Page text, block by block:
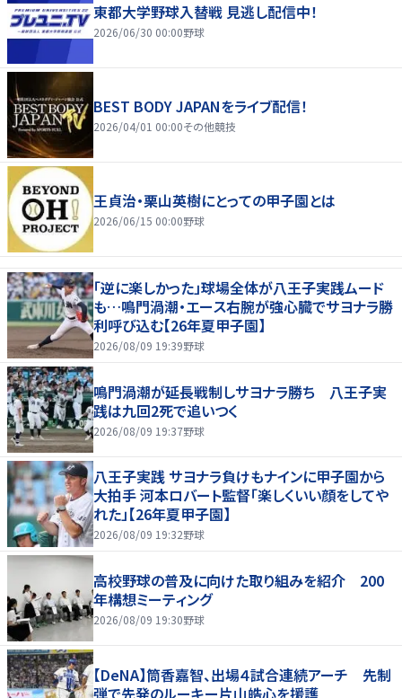
東都大学野球入替戦 見逃し配信中！
2026/06/30 00:00野球
BEST BODY JAPANをライブ配信！
2026/04/01 00:00その他競技
王貞治・栗山英樹にとっての甲子園とは
2026/06/15 00:00野球
「逆に楽しかった」球場全体が八王子実践ムード
も…鳴門渦潮・エース右腕が強心臓でサヨナラ勝
利呼び込む【26年夏甲子園】
2026/08/09 19:39野球
鳴門渦潮が延長戦制しサヨナラ勝ち 八王子実
践は九回2死で追いつく
2026/08/09 19:37野球
八王子実践 サヨナラ負けもナインに甲子園から
大拍手 河本ロバート監督「楽しくいい顔をしてや
れた」【26年夏甲子園】
2026/08/09 19:32野球
高校野球の普及に向けた取り組みを紹介 200
年構想ミーティング
2026/08/09 19:30野球
【DeNA】筒香嘉智、出場４試合連続アーチ 先制
弾で先発のルーキー片山皓心を援護